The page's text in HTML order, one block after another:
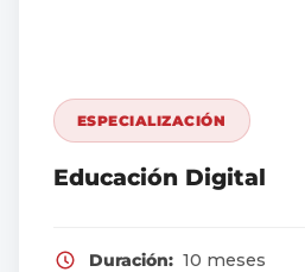
ESPECIALIZACIÓN
Educación Digital
Duración: 10 meses